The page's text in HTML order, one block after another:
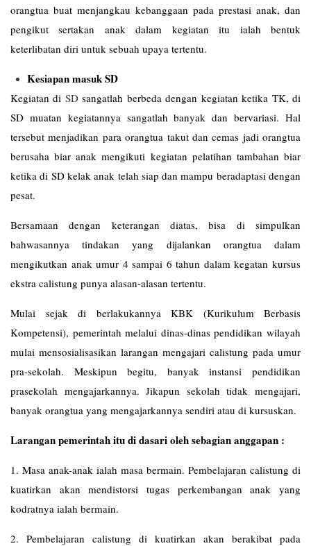
orangtua buat menjangkau kebanggaan pada prestasi anak, dan
pengikut sertakan anak dalam kegiatan itu ialah bentuk
keterlibatan diri untuk sebuah upaya tertentu.
Kesiapan masuk SD
Kegiatan di SDsangatlah berbeda dengan kegiatan ketika TK, di
SD muatan kegiatannya sangatlah banyak dan bervariasi. Hal
tersebut menjadikan para orangtua takut dan cemas jadi orangtua
berusaha biar anak mengikuti kegiatan pelatihan tambahan biar
ketika di SD kelak anak telah siap dan mampu beradaptasi dengan
pesat.
Bersamaan dengan keterangan diatas, bisa di simpulkan
bahwasannya tindakan yang dijalankan orangtua dalam
mengikutkan anak umur 4 sampai 6 tahun dalam kegatan kursus
ekstra calistung punya alasan-alasan tertentu.
Mulai sejak di berlakukannya KBK (Kurikulum Berbasis
Kompetensi), pemerintah melalui dinas-dinas pendidikan wilayah
mulai mensosialisasikan larangan mengajari calistung pada umur
pra-sekolah. Meskipun begitu, banyak instansi pendidikan
prasekolah mengajarkannya. Jikapun sekolah tidak mengajari,
banyak orangtua yang mengajarkannya sendiri atau di kursuskan.
Larangan pemerintah itu di dasari oleh sebagian anggapan :
1. Masa anak-anak ialah masa bermain. Pembelajaran calistung di
kuatirkan akan mendistorsi tugas perkembangan anak yang
kodratnya ialah bermain.
2. Pembelajaran calistung di kuatirkan akan berakibat pada